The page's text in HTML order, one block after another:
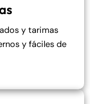
y tarimas
y fáciles de